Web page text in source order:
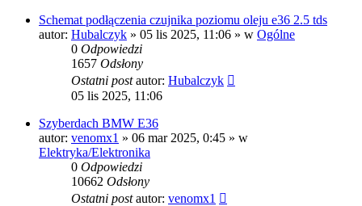
Schemat podłączenia czujnika poziomu oleju e36 2.5 tds
autor: Hubalczyk » 05 lis 2025, 11:06 » w Ogólne
0 Odpowiedzi
1657 Odsłony
Ostatni postautor: Hubalczyk
05 lis 2025, 11:06
Szyberdach BMW E36
autor: venomx1 » 06 mar 2025, 0:45 » w
Elektryka/Elektronika
0 Odpowiedzi
10662 Odsłony
Ostatni postautor: venomx1